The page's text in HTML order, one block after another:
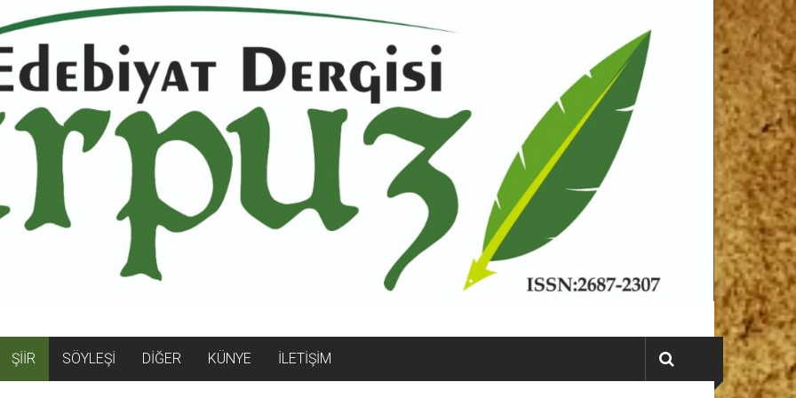
ŞİİR SÖYLEŞİ DİĞER KÜNYE İLETİŞİM